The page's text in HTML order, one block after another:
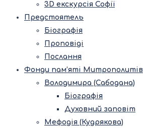
3D екскурсія Софії
Предстоятель
Біографія
Проповіді
Послання
Фонди пам’яті Митрополитів
Володимира (Сабодана)
Біографія
Духовний заповіт
Мефодія (Кудрякова)